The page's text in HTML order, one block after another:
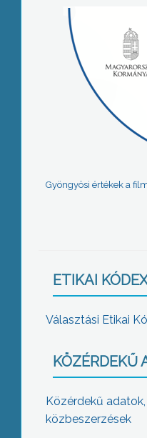
Gyöngyösi értékek a
ETIKAI
Választási Etikai
KÖZÉRDEKŰ
Közérdekű
közbeszerzések